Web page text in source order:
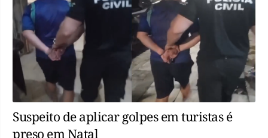
Suspeito de aplicar golpes em turistas é
preso em Natal